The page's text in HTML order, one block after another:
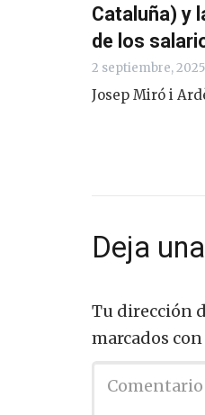
Cataluña) y
de los
2 septiembre, 2025
Josep Miró i
Deja
Tu dirección
marcados con